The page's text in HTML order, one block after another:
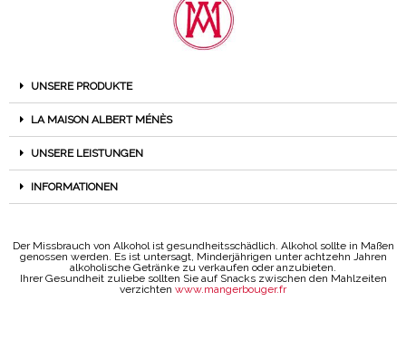
UNSERE PRODUKTE
LA MAISON ALBERT MÉNÈS
UNSERE LEISTUNGEN
INFORMATIONEN
Der Missbrauch von Alkohol ist gesundheitsschädlich. Alkohol sollte in Maßen
genossen werden. Es ist untersagt, Minderjährigen unter achtzehn Jahren
alkoholische Getränke zu verkaufen oder anzubieten.
Ihrer Gesundheit zuliebe sollten Sie auf Snacks zwischen den Mahlzeiten
verzichten www.mangerbouger.fr